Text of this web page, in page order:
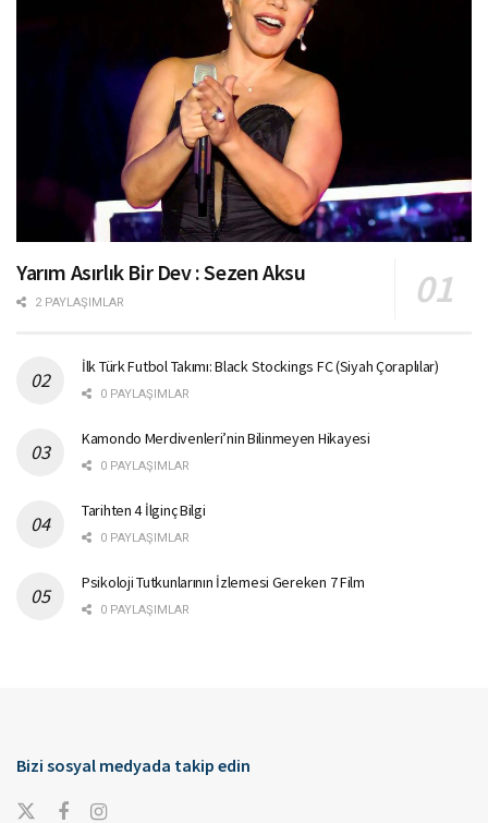
Yarım Asırlık Bir Dev : Sezen Aksu
2 PAYLAŞIMLAR
İlk Türk Futbol Takımı: Black Stockings FC (Siyah Çoraplılar)
0 PAYLAŞIMLAR
Kamondo Merdivenleri’nin Bilinmeyen Hikayesi
0 PAYLAŞIMLAR
Tarihten 4 İlginç Bilgi
0 PAYLAŞIMLAR
Psikoloji Tutkunlarının İzlemesi Gereken 7 Film
0 PAYLAŞIMLAR
Bizi sosyal medyada takip edin